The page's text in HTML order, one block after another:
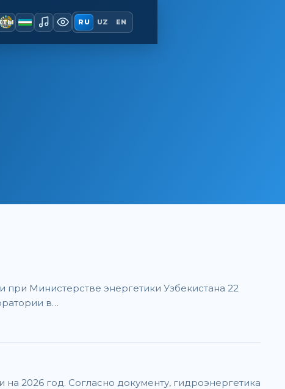
RU UZ EN
при Министерстве энергетики Узбекистана 22
в…
2026 год. Согласно документу, гидроэнергетика